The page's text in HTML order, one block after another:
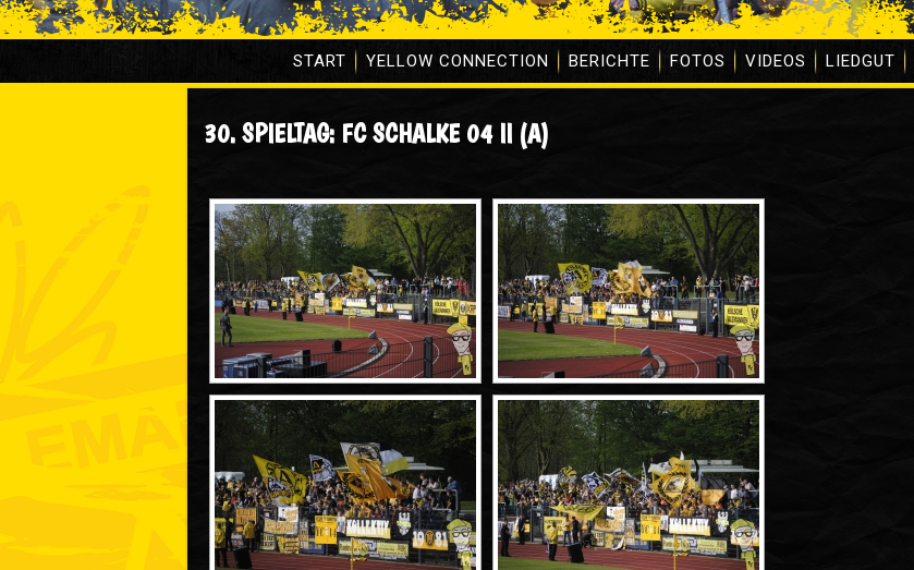
START YELLOW CONNECTION BERICHTE FOTOS VIDEOS LIEDGUT
30. SPIELTAG: FC SCHALKE 04 II (A)